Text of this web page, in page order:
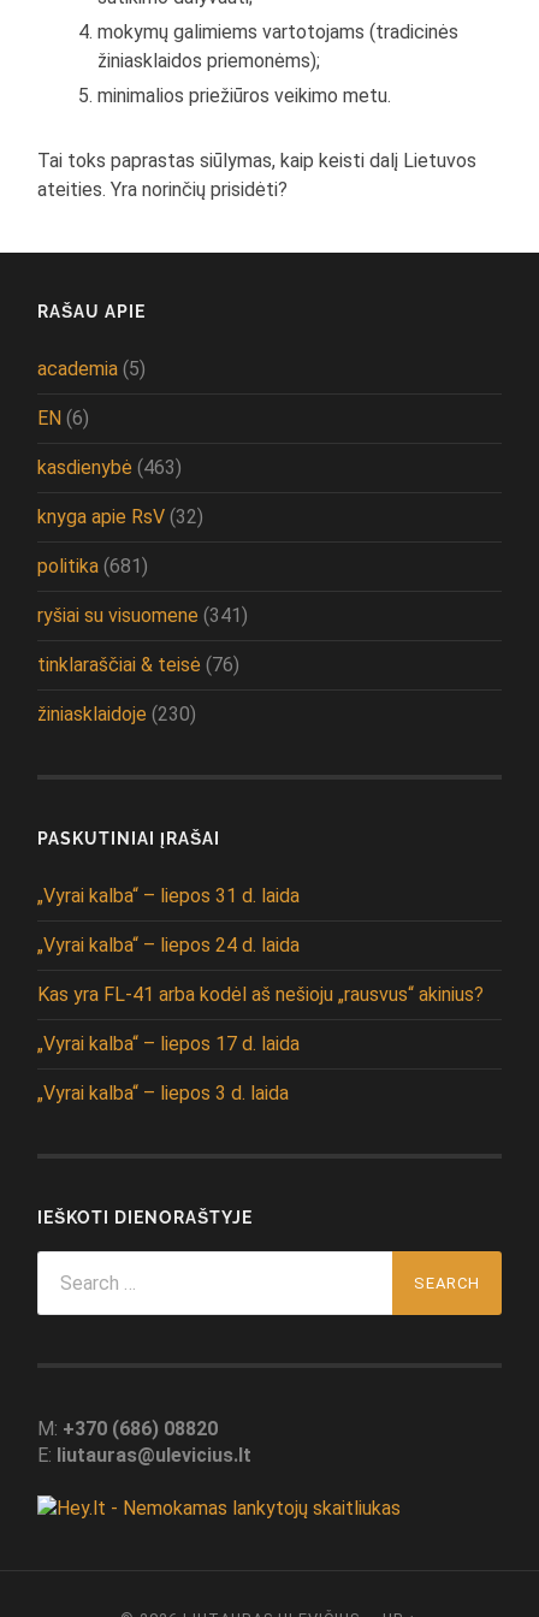
mokymų galimiems vartotojams (tradicinės
žiniasklaidos priemonėms);
minimalios priežiūros veikimo metu.
Tai toks paprastas siūlymas, kaip keisti dalį Lietuvos
ateities. Yra norinčių prisidėti?
RAŠAU APIE
academia (5)
EN (6)
kasdienybė (463)
knyga apie RsV (32)
politika (681)
ryšiai su visuomene (341)
tinklaraščiai & teisė (76)
žiniasklaidoje (230)
PASKUTINIAI ĮRAŠAI
„Vyrai kalba“ – liepos 31 d. laida
„Vyrai kalba“ – liepos 24 d. laida
Kas yra FL-41 arba kodėl aš nešioju „rausvus“ akinius?
„Vyrai kalba“ – liepos 17 d. laida
„Vyrai kalba“ – liepos 3 d. laida
IEŠKOTI DIENORAŠTYJE
for:
M: +370 (686) 08820
E: liutauras@ulevicius.lt